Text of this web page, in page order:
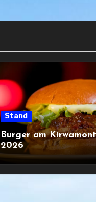
Stand
Burger am
2026